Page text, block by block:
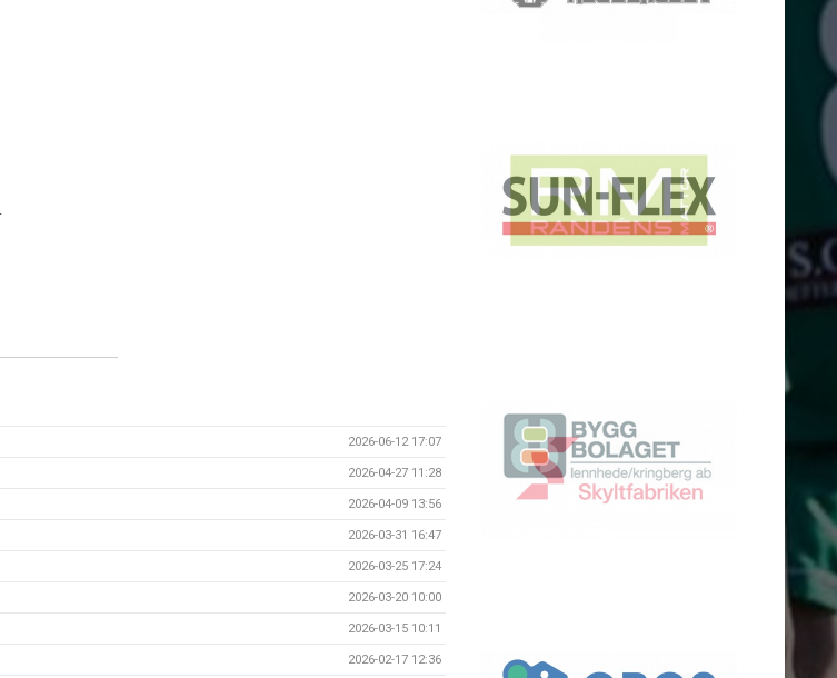
2026-06-12 17:07
2026-04-27 11:28
2026-04-09 13:56
2026-03-31 16:47
2026-03-25 17:24
2026-03-20 10:00
2026-03-15 10:11
2026-02-17 12:36